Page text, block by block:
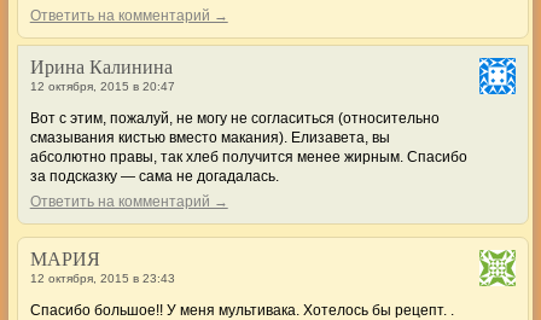
Ответить на комментарий →
Ирина Калинина
12 октября, 2015 в 20:47
Вот с этим, пожалуй, не могу не согласиться (относительно
смазывания кистью вместо макания). Елизавета, вы
абсолютно правы, так хлеб получится менее жирным. Спасибо
за подсказку — сама не догадалась.
Ответить на комментарий →
МАРИЯ
12 октября, 2015 в 23:43
Спасибо большое!! У меня мультивака. Хотелось бы рецепт. .